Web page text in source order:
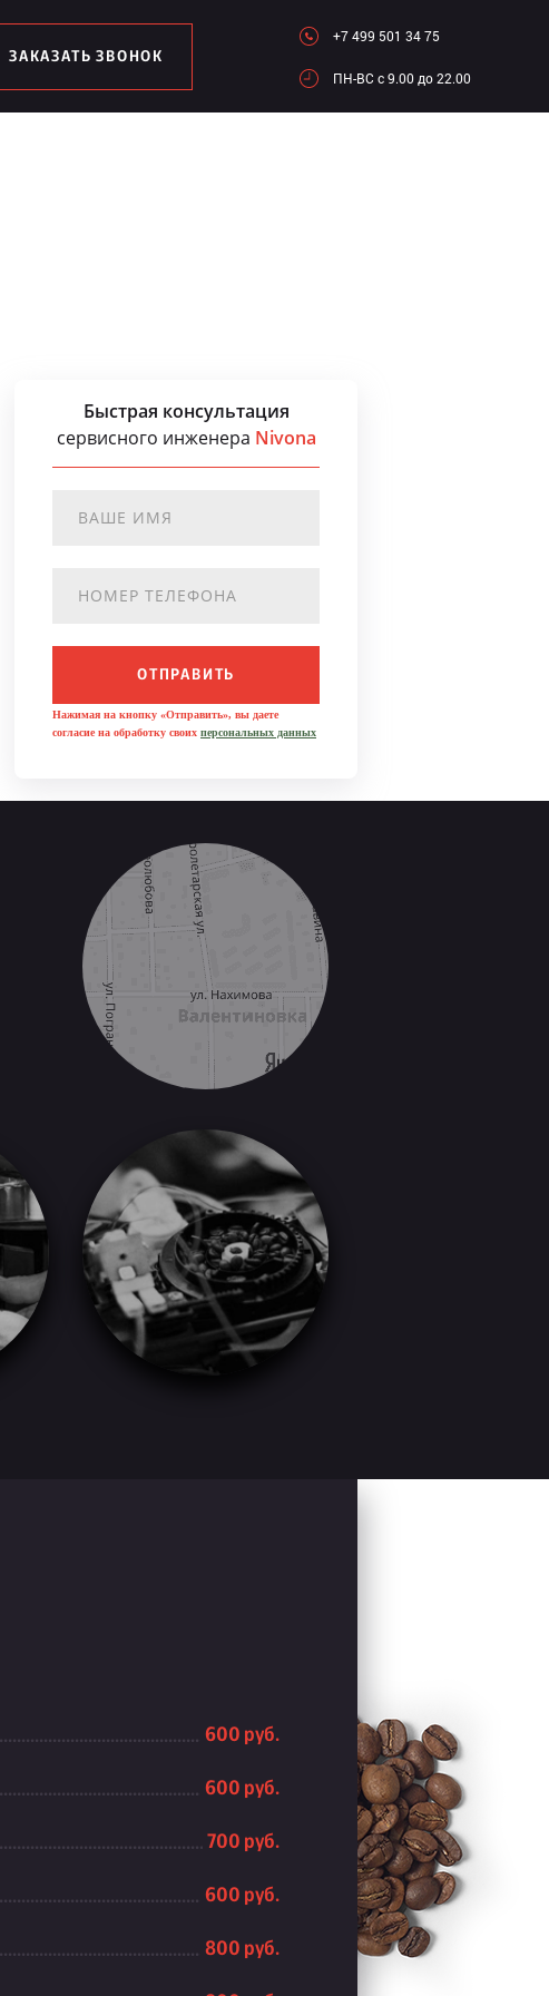
ЗАКАЗАТЬ ЗВОНОК
+7 499 501 34 75
ПН-ВC c 9.00 до 22.00
Быстрая консультация
сервисного инженера Nivona
ОТПРАВИТЬ
Нажимая на кнопку «Отправить», вы даете
согласие на обработку своих персональных данных
600 руб.
600 руб.
700 руб.
600 руб.
800 руб.